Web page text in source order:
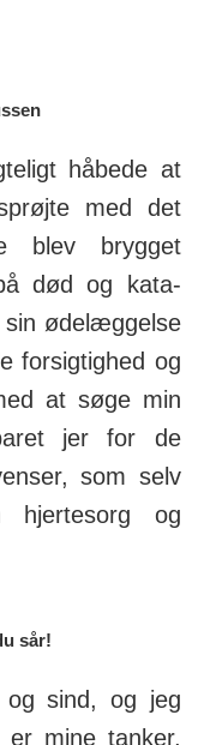
håbede at
med det
blev brygget
død og kata­
øde­læg­gelse
for­sig­tighed og
at søge min
jer for de
som selv
hjerte­sorg og
sår!
og sind, og jeg
mine tanker,